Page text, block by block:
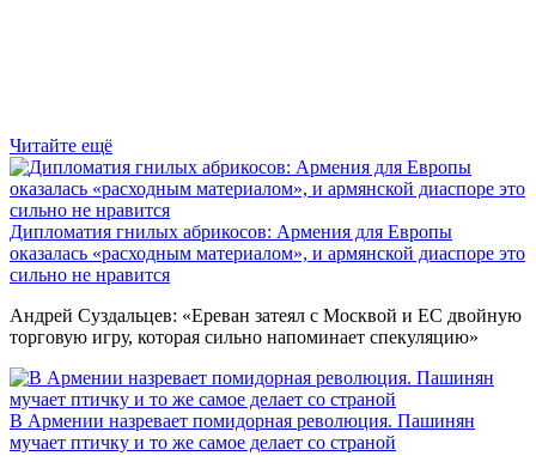
Читайте ещё
Дипломатия гнилых абрикосов: Армения для Европы
оказалась «расходным материалом», и армянской диаспоре это
сильно не нравится
Андрей Суздальцев: «Ереван затеял с Москвой и ЕС двойную
торговую игру, которая сильно напоминает спекуляцию»
В Армении назревает помидорная революция. Пашинян
мучает птичку и то же самое делает со страной